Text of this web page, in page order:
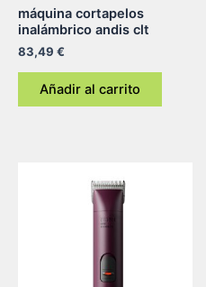
máquina cortapelos
inalámbrico andis clt
83,49 €
Añadir al carrito